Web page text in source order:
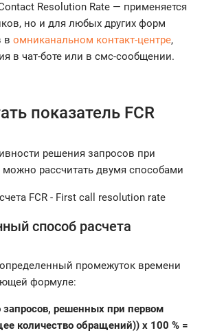
Resolution Rate — применяется
но и для любых других форм
в омниканальном контакт-центре,
в чат-боте или в смс-сообщении.
показатель FCR
решения запросов при
рассчитать двумя способами
способ расчета
промежуток времени
формуле:
запросов, решенных при первом
количество обращений)) x 100 % =